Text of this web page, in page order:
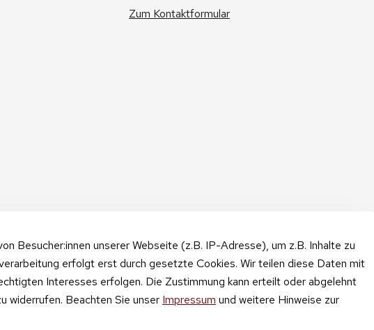
Besucher:innen unserer Webseite (z.B. IP-Adresse), um z.B. Inhalte zu
erfolgt erst durch gesetzte Cookies. Wir teilen diese Daten mit
Interesses erfolgen. Die Zustimmung kann erteilt oder abgelehnt
widerrufen. Beachten Sie unser Impressum und weitere Hinweise zur
Zum Kontaktformular